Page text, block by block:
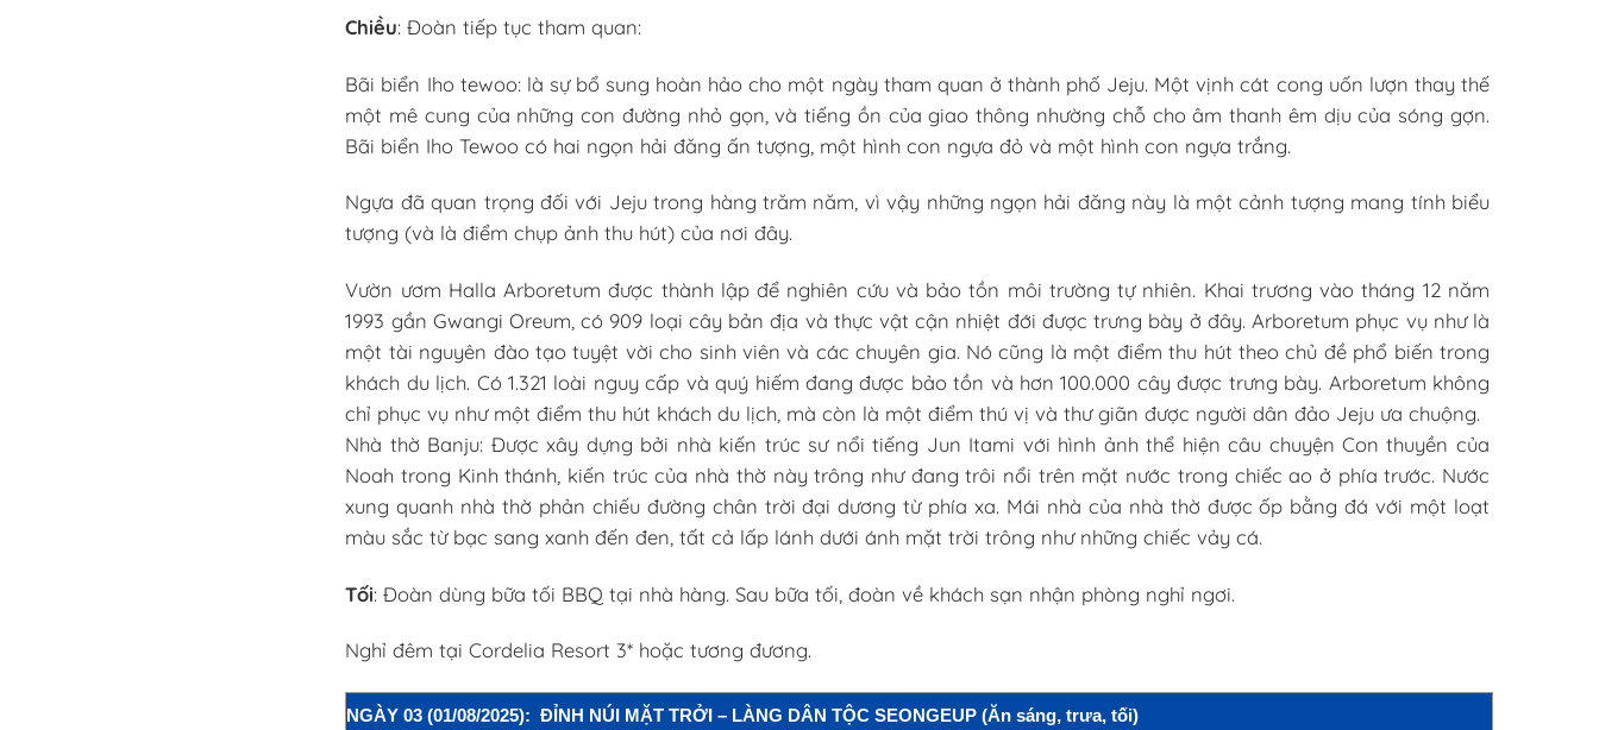
Chiều: Đoàn tiếp tục tham quan:
Bãi biển Iho tewoo: là sự bổ sung hoàn hảo cho một ngày tham quan ở thành phố Jeju. Một vịnh cát cong uốn lượn thay thế
một mê cung của những con đường nhỏ gọn, và tiếng ồn của giao thông nhường chỗ cho âm thanh êm dịu của sóng gợn.
Bãi biển Iho Tewoo có hai ngọn hải đăng ấn tượng, một hình con ngựa đỏ và một hình con ngựa trắng.
Ngựa đã quan trọng đối với Jeju trong hàng trăm năm, vì vậy những ngọn hải đăng này là một cảnh tượng mang tính biểu
tượng (và là điểm chụp ảnh thu hút) của nơi đây.
Vườn ươm Halla Arboretum được thành lập để nghiên cứu và bảo tồn môi trường tự nhiên. Khai trương vào tháng 12 năm
1993 gần Gwangi Oreum, có 909 loại cây bản địa và thực vật cận nhiệt đới được trưng bày ở đây. Arboretum phục vụ như là
một tài nguyên đào tạo tuyệt vời cho sinh viên và các chuyên gia. Nó cũng là một điểm thu hút theo chủ đề phổ biến trong
khách du lịch. Có 1.321 loài nguy cấp và quý hiếm đang được bảo tồn và hơn 100.000 cây được trưng bày. Arboretum không
chỉ phục vụ như một điểm thu hút khách du lịch, mà còn là một điểm thú vị và thư giãn được người dân đảo Jeju ưa chuộng.
Nhà thờ Banju: Được xây dựng bởi nhà kiến trúc sư nổi tiếng Jun Itami với hình ảnh thể hiện câu chuyện Con thuyền của
Noah trong Kinh thánh, kiến trúc của nhà thờ này trông như đang trôi nổi trên mặt nước trong chiếc ao ở phía trước. Nước
xung quanh nhà thờ phản chiếu đường chân trời đại dương từ phía xa. Mái nhà của nhà thờ được ốp bằng đá với một loạt
màu sắc từ bạc sang xanh đến đen, tất cả lấp lánh dưới ánh mặt trời trông như những chiếc vảy cá.
Tối: Đoàn dùng bữa tối BBQ tại nhà hàng. Sau bữa tối, đoàn về khách sạn nhận phòng nghỉ ngơi.
Nghỉ đêm tại Cordelia Resort 3* hoặc tương đương.
NGÀY 03 (01/08/2025): ĐỈNH NÚI MẶT TRỞI – LÀNG DÂN TỘC SEONGEUP (Ăn sáng, trưa, tối)